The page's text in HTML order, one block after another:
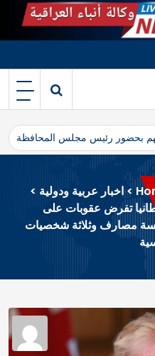
بحضور رئيس مجلس المحافظة
>اخبار عربية ودولية >
تفرض عقوبات على
مصارف وثلاثة شخصيات